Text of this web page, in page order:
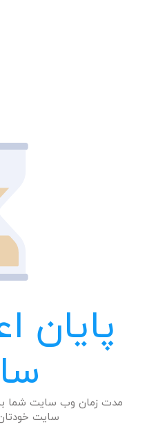
پایان
مدت زمان وب سایت شما به
سایت